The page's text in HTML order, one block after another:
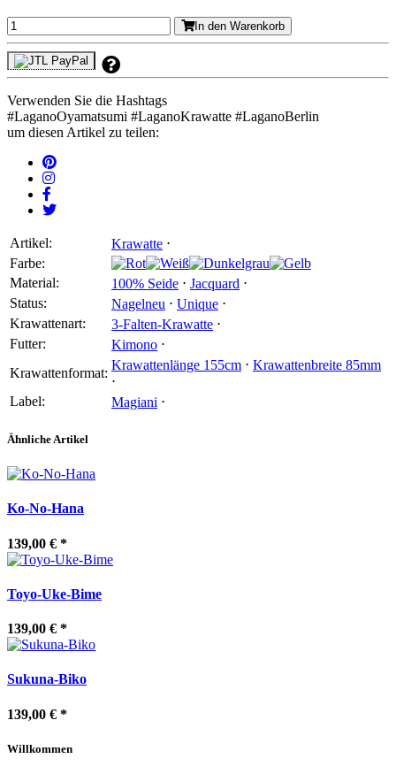
In den Warenkorb
Verwenden Sie die Hashtags
#LaganoOyamatsumi #LaganoKrawatte #LaganoBerlin
um diesen Artikel zu teilen:
Artikel: Krawatte ⋅
Farbe:
Material:
100% Seide ⋅ Jacquard ⋅
Status:
Nagelneu ⋅ Unique ⋅
Krawattenart:
3-Falten-Krawatte ⋅
Futter:
Kimono ⋅
Krawattenformat:
Krawattenlänge 155cm ⋅ Krawattenbreite 85mm
⋅
Label:
Magiani ⋅
Ähnliche Artikel
Ko-No-Hana
139,00 € *
Toyo-Uke-Bime
139,00 € *
Sukuna-Biko
139,00 € *
Willkommen